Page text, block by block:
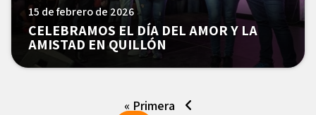
15 de febrero de 2026
CELEBRAMOS EL DÍA DEL AMOR Y LA
AMISTAD EN QUILLÓN
« Primera